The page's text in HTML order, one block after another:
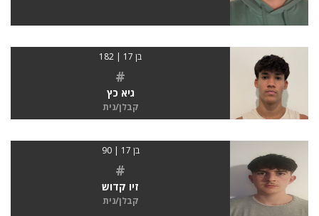
בן 17 | 182
#
גיא כץ
קבלן/נית
בן 17 | 90
#
זיו קדוש
קבלן/נית